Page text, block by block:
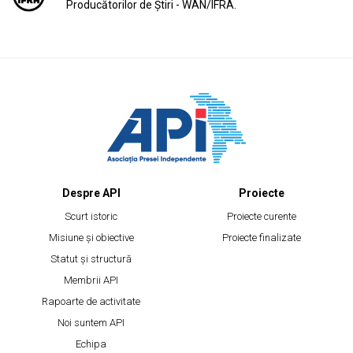
Producătorilor de Știri - WAN/IFRA.
Despre API
Scurt istoric
Misiune și obiective
Statut și structură
Membrii API
Rapoarte de activitate
Noi suntem API
Echipa
Proiecte
Proiecte curente
Proiecte finalizate